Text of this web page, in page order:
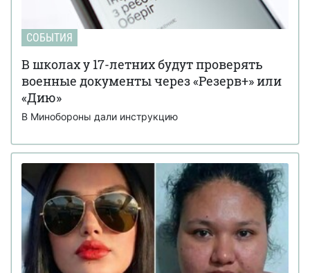
СОБЫТИЯ
В школах у 17-летних будут проверять
военные документы через «Резерв+» или
«Дию»
В Минобороны дали инструкцию